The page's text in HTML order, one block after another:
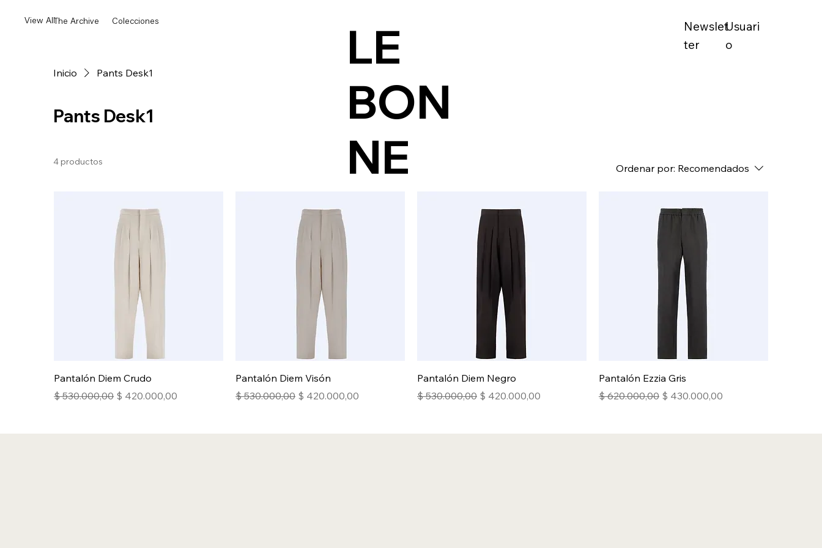
Inicio Pants Desk1
Pants Desk1
4 productos
Ordenar por: Recomendados
Pantalón Diem Crudo
Precio
$ 530.000,00 Precio de oferta
$ 420.000,00
Pantalón Diem Visón
Precio
$ 530.000,00 Precio de oferta
$ 420.000,00
Pantalón Diem Negro
Precio
$ 530.000,00 Precio de oferta
$ 420.000,00
Pantalón Ezzia Gris
Precio
$ 620.000,00 Precio de oferta
$ 430.000,00
LE
BON
NE
Usuari
o
Newslet
ter
Colecciones
The Archive
View All